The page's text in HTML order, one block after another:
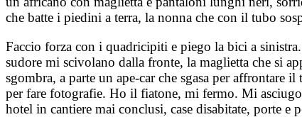
che batte i piedini a terra, la nonna che con il tubo
Faccio forza con i quadricipiti e piego la bici a
sudore mi scivolano dalla fronte, la maglietta che si
sgombra, a parte un ape-car che sgasa per
per fare fotografie. Ho il fiatone, mi fermo. Mi
hotel in cantiere mai conclusi, case disabitate, porte e